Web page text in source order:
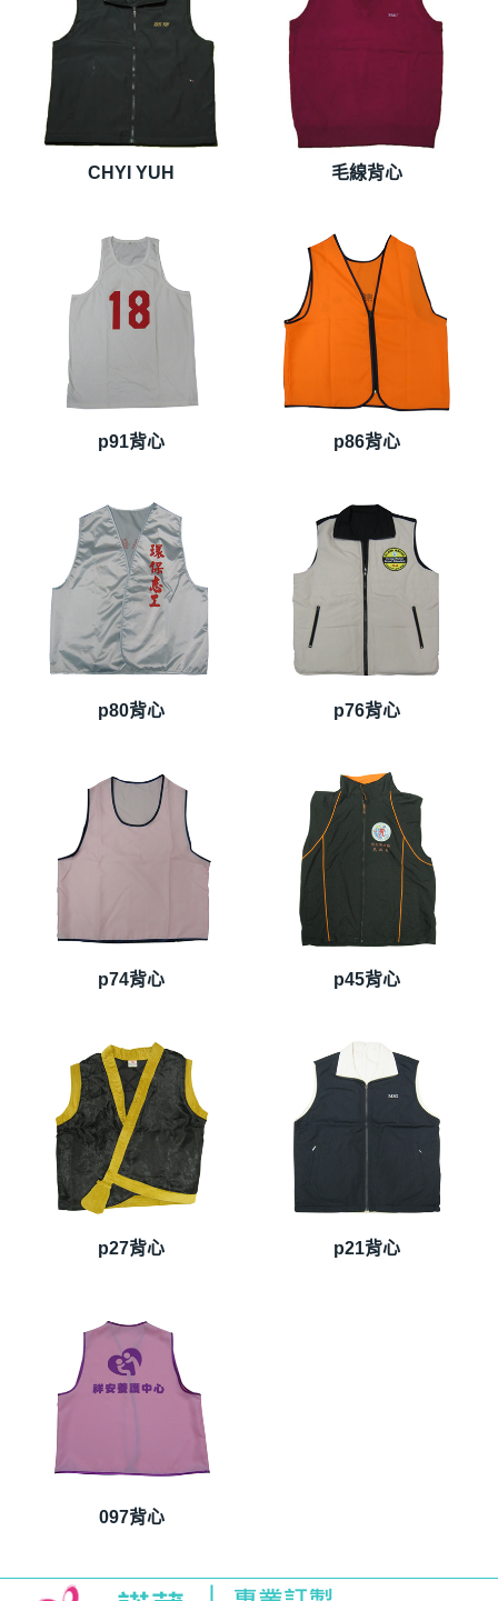
CHYI YUH 毛線背心
p91背心 p86背心
p80背心 p76背心
p74背心 p45背心
p27背心 p21背心
097背心